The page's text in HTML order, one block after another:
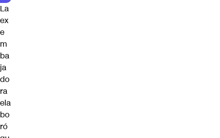
La
ex
e
m
ba
ja
do
ra
ela
bo
ró